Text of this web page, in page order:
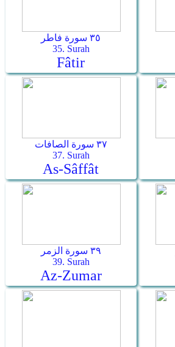
٣٥ سورة فاطر
35. Surah
Fâtir
٣٧ سورة الصافات
37. Surah
As-Sâffât
٣٩ سورة الزمر
39. Surah
Az-Zumar